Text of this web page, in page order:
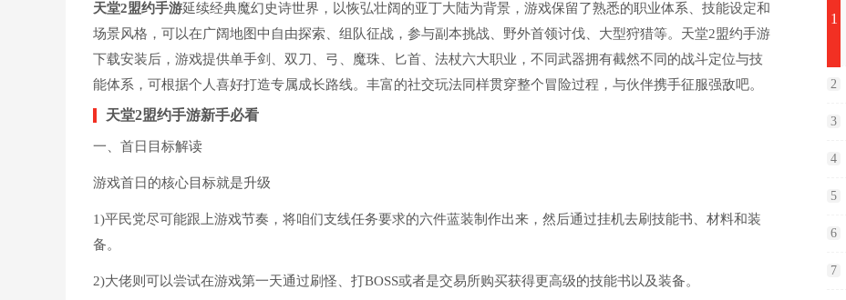
天堂2盟约手游延续经典魔幻史诗世界，以恢弘壮阔的亚丁大陆为背景，游戏保留了熟悉的职业体系、技能设定和
场景风格，可以在广阔地图中自由探索、组队征战，参与副本挑战、野外首领讨伐、大型狩猎等。天堂2盟约手游
下载安装后，游戏提供单手剑、双刀、弓、魔珠、匕首、法杖六大职业，不同武器拥有截然不同的战斗定位与技
能体系，可根据个人喜好打造专属成长路线。丰富的社交玩法同样贯穿整个冒险过程，与伙伴携手征服强敌吧。
天堂2盟约手游新手必看
一、首日目标解读
游戏首日的核心目标就是升级
1)平民党尽可能跟上游戏节奏，将咱们支线任务要求的六件蓝装制作出来，然后通过挂机去刷技能书、材料和装
备。
2)大佬则可以尝试在游戏第一天通过刷怪、打BOSS或者是交易所购买获得更高级的技能书以及装备。
1
2
3
4
5
6
7